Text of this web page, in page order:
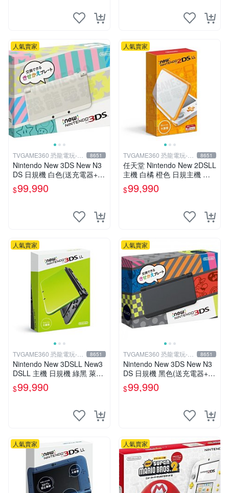
人氣賣家
TVGAME360 恐龍電玩-台
中店
8651
Nintendo New 3DS New N3
DS 日規機 白色(送充電器+保
護貼)【台中恐龍電玩】
$99,990
人氣賣家
TVGAME360 恐龍電玩-台
中店
8651
任天堂 Nintendo New 2DSLL
主機 白橘 橙色 日規主機 輕
薄型 (附充電器跟保護貼)【台
中恐龍電玩】
$99,990
人氣賣家
TVGAME360 恐龍電玩-台
中店
8651
Nintendo New 3DSLL New3
DSLL 主機 日規機 綠黑 萊姆
黑 (送充電器+保護貼)【台中
恐龍電玩】
$99,990
人氣賣家
TVGAME360 恐龍電玩-台
中店
8651
Nintendo New 3DS New N3
DS 日規機 黑色(送充電器+保
護貼) 【台中恐龍電玩】
$99,990
人氣賣家 人氣賣家